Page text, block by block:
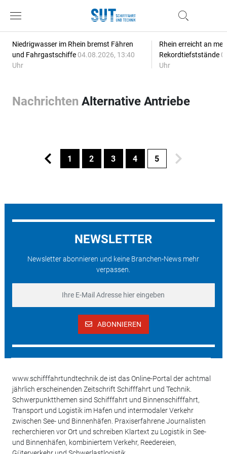
Niedrigwasser im Rhein bremst Fähren
und Fahrgastschiffe 04.08.2026, 13:40
Uhr
Rhein erreicht an
Rekordtiefststände
Uhr
Nachrichten Alternative Antriebe
1 2 3 4 5
NEWSLETTER
Newsletter abonnieren und keine Branchen-News mehr
verpassen.
ABONNIEREN
www.schifffahrtundtechnik.de ist das Online-Portal der achtmal
jährlich erscheinenden Zeitschrift Schifffahrt und Technik.
Schwerpunktthemen sind Schifffahrt und Binnenschifffahrt,
Transport und Logistik im Hafen und intermodaler Verkehr
zwischen See- und Binnenhäfen. Praxiserfahrene Journalisten
recherchieren vor Ort und schreiben Klartext zu Logistik in See-
und Binnenhäfen, kombiniertem Verkehr, Reedereien,